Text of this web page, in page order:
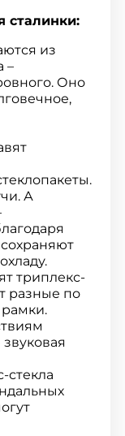
сталинки:
из
–
Оно
А
триплекс-
разные по
стекла